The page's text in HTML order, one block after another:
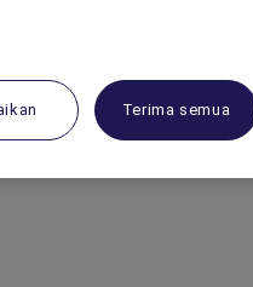
Terima semua